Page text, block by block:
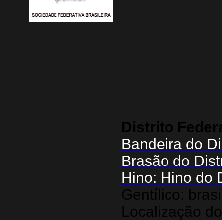
Distrito
Bandeira do
Brasão do
Hino: Hino do
Gentílico:
Localização